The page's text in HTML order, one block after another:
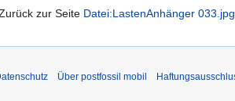
Navigation
Suche zur Seite Datei:LastenAnhänger 033.jpg
Über postfossil mobil